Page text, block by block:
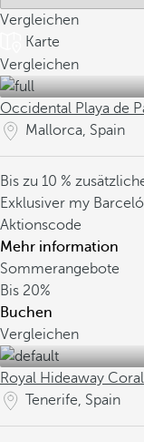
Vergleichen
Karte
Vergleichen
Occidental Playa de
Mallorca, Spain
Bis zu 10 %
Exklusiver my
Aktionscode
Mehr information
Sommerangebote
Bis 20%
Buchen
Vergleichen
Royal Hideaway
Tenerife, Spain